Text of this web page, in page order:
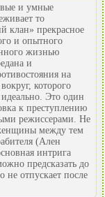
и умные
то
клан» прекрасное
и опытного
жизнью
и
на
которого
Это один
к преступлению
режиссерами. Не
между тем
(Ален
интрига
предсказать до
не отпускает после